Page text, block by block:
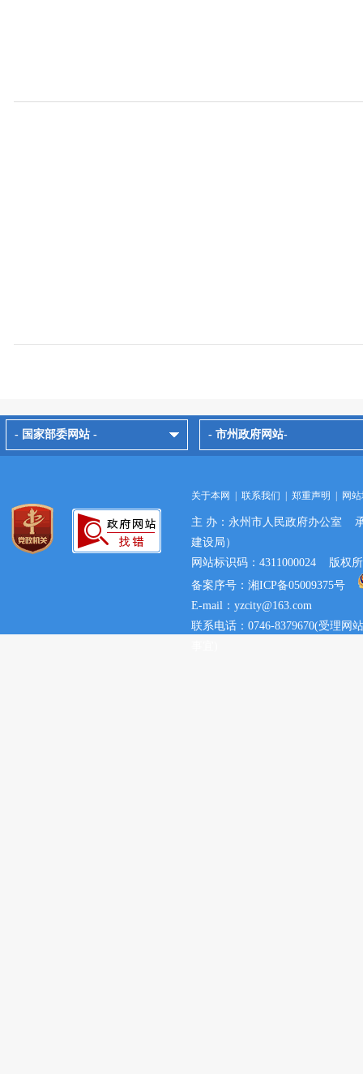
- 国家部委网站 - - 市州政府网站-
关于本网 | 联系我们 | 郑重声明 | 网
主 办：永州市人民政府办公室
建设局）
网站标识码：4311000024 版权
备案序号：湘ICP备05009375号
E-mail：yzcity@163.com
联系电话：0746-8379670(受理网